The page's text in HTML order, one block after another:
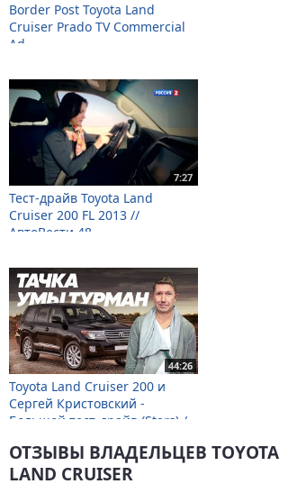
Border Post Toyota Land
Cruiser Prado TV Commercial
Ad
7:27
Тест-драйв Toyota Land
Cruiser 200 FL 2013 //
АвтоВести 48
44:26
Toyota Land Cruiser 200 и
Сергей Кристовский -
Большой тест-драйв (Stars) /
ОТЗЫВЫ ВЛАДЕЛЬЦЕВ TOYOTA
LAND CRUISER